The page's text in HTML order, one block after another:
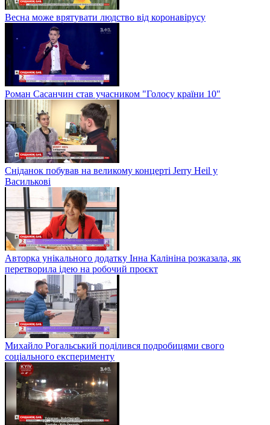
Весна може врятувати людство від коронавірусу
Роман Сасанчин став учасником "Голосу країни 10"
Сніданок побував на великому концерті Jerry Heil у
Василькові
Авторка унікального додатку Інна Калініна розказала, як
перетворила ідею на робочий проєкт
Михайло Рогальський поділився подробицями свого
соціального експерименту